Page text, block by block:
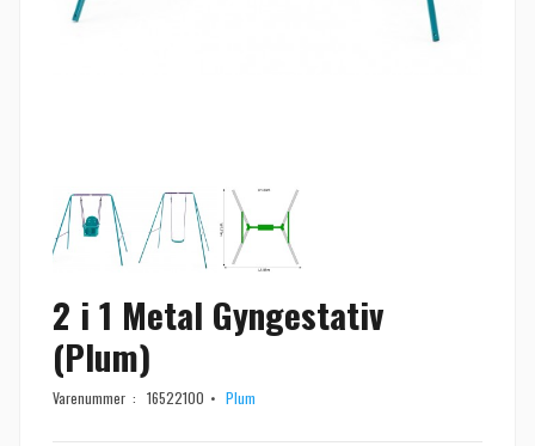
2 i 1 Metal Gyngestativ
(Plum)
Varenummer : 16522100 Plum